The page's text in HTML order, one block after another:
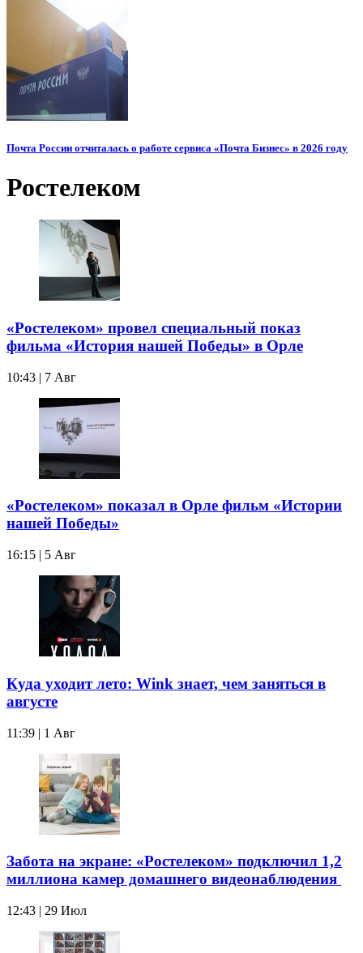
Почта России отчиталась о работе сервиса «Почта Бизнес» в 2026 году
Ростелеком
«Ростелеком» провел специальный показ
фильма «История нашей Победы» в Орле
10:43 | 7 Авг
«Ростелеком» показал в Орле фильм «Истории
нашей Победы»
16:15 | 5 Авг
Куда уходит лето: Wink знает, чем заняться в
августе
11:39 | 1 Авг
Забота на экране: «Ростелеком» подключил 1,2
миллиона камер домашнего видеонаблюдения
12:43 | 29 Июл